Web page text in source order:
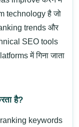
technology है जो
trends और
SEO tools
में गिना जाता
है?
keywords